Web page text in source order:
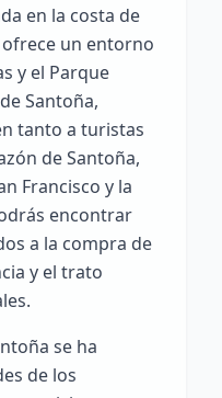
en la costa de
un entorno
y el Parque
Santoña,
tanto a turistas
de Santoña,
Francisco y la
encontrar
a la compra de
y el trato
se ha
de los